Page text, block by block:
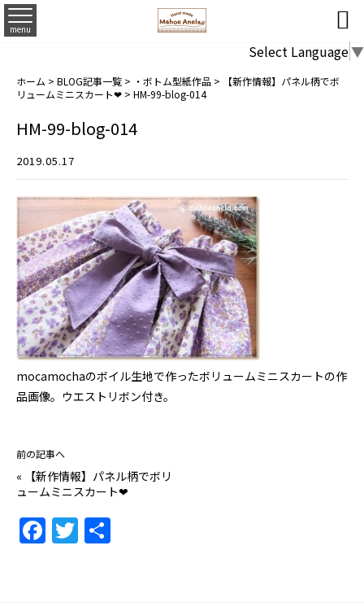
menu 
Select Language▼
ホーム > BLOG記事一覧 > ・ボトム型紙作品 >
【新作情報】パネル柄でボ
リュームミニスカート❤ > HM-99-blog-014
HM-99-blog-014
2019.05.17
mocamochaのボイル生地で作ったボリュームミニスカートの作
品画像。ウエストリボン付き。
前の記事へ
«
【新作情報】パネル柄でボリ
ュームミニスカート❤
F
a
T
w